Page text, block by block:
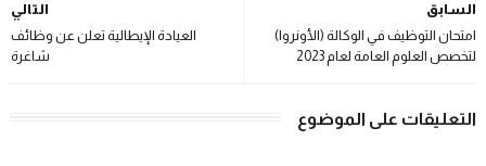
التالي
العيادة الإيطالية تعلن عن وظائف
شاغرة
السابق
امتحان التوظيف في الوكالة (الأونروا)
لتخصص العلوم العامة لعام 2023
التعليقات على الموضوع